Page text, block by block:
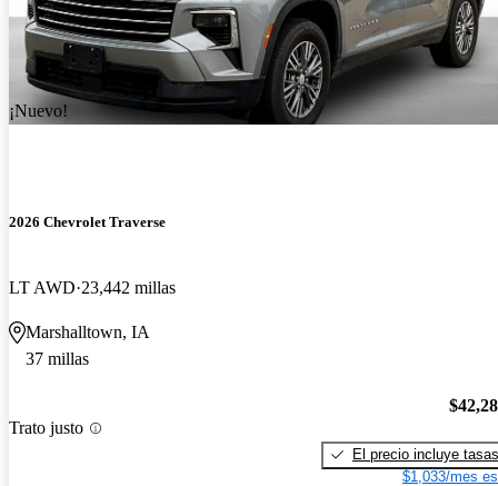
¡Nuevo!
2026 Chevrolet Traverse
LT AWD 23,442 millas
Marshalltown, IA
37 millas
Trato justo
El precio incluye tasas
$1,033/mes